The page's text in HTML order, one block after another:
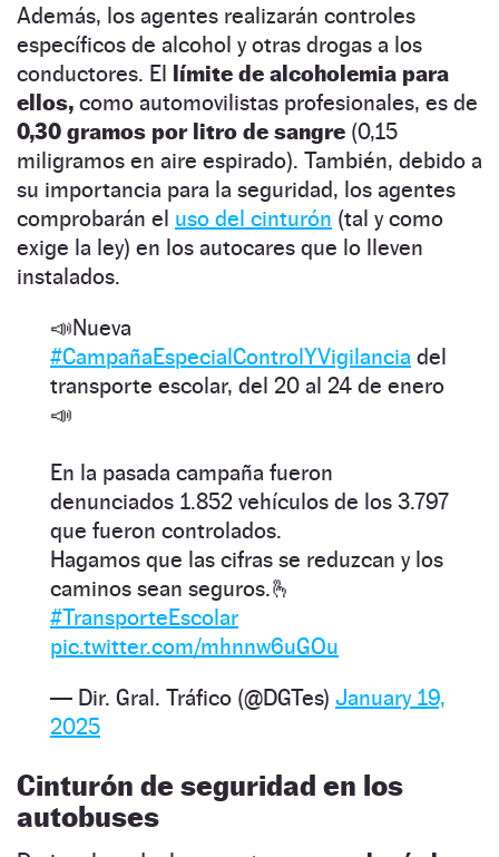
Además, los agentes realizarán controles
específicos de alcohol y otras drogas a los
conductores. El límite de alcoholemia para
ellos, como automovilistas profesionales, es de
0,30 gramos por litro de sangre (0,15
miligramos en aire espirado). También, debido a
su importancia para la seguridad, los agentes
comprobarán el uso del cinturón (tal y como
exige la ley) en los autocares que lo lleven
instalados.
📣Nueva
#CampañaEspecialControlYVigilancia del
transporte escolar, del 20 al 24 de enero
📣
En la pasada campaña fueron
denunciados 1.852 vehículos de los 3.797
que fueron controlados.
Hagamos que las cifras se reduzcan y los
caminos sean seguros.🫰
#TransporteEscolar
pic.twitter.com/mhnnw6uGOu
— Dir. Gral. Tráfico (@DGTes) January 19,
2025
Cinturón de seguridad en los
autobuses